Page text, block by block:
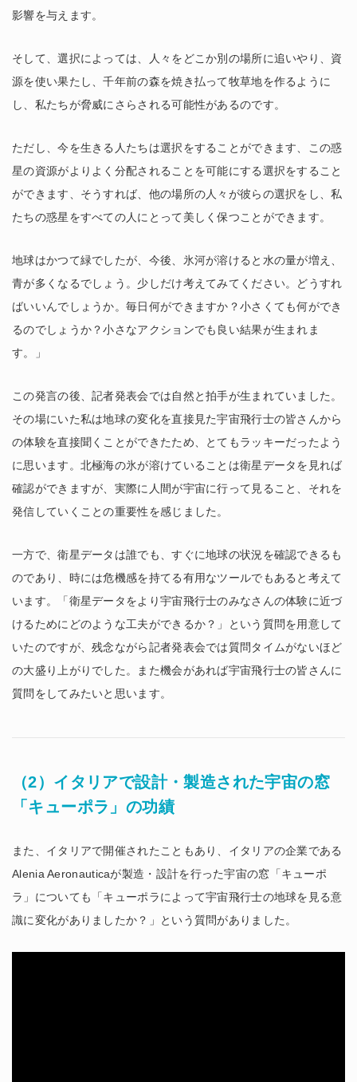
影響を与えます。
そして、選択によっては、人々をどこか別の場所に追いやり、資
源を使い果たし、千年前の森を焼き払って牧草地を作るように
し、私たちが脅威にさらされる可能性があるのです。
ただし、今を生きる人たちは選択をすることができます、この惑
星の資源がよりよく分配されることを可能にする選択をすること
ができます、そうすれば、他の場所の人々が彼らの選択をし、私
たちの惑星をすべての人にとって美しく保つことができます。
地球はかつて緑でしたが、今後、氷河が溶けると水の量が増え、
青が多くなるでしょう。少しだけ考えてみてください。どうすれ
ばいいんでしょうか。毎日何ができますか？小さくても何ができ
るのでしょうか？小さなアクションでも良い結果が生まれま
す。」
この発言の後、記者発表会では自然と拍手が生まれていました。
その場にいた私は地球の変化を直接見た宇宙飛行士の皆さんから
の体験を直接聞くことができたため、とてもラッキーだったよう
に思います。北極海の氷が溶けていることは衛星データを見れば
確認ができますが、実際に人間が宇宙に行って見ること、それを
発信していくことの重要性を感じました。
一方で、衛星データは誰でも、すぐに地球の状況を確認できるも
のであり、時には危機感を持てる有用なツールでもあると考えて
います。「衛星データをより宇宙飛行士のみなさんの体験に近づ
けるためにどのような工夫ができるか？」という質問を用意して
いたのですが、残念ながら記者発表会では質問タイムがないほど
の大盛り上がりでした。また機会があれば宇宙飛行士の皆さんに
質問をしてみたいと思います。
（2）イタリアで設計・製造された宇宙の窓
「キューポラ」の功績
また、イタリアで開催されたこともあり、イタリアの企業である
Alenia Aeronauticaが製造・設計を行った宇宙の窓「キューポ
ラ」についても「キューポラによって宇宙飛行士の地球を見る意
識に変化がありましたか？」という質問がありました。